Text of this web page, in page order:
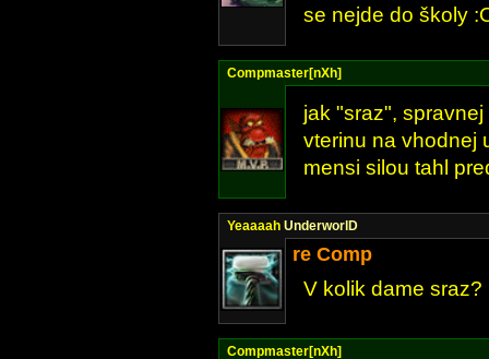
se nejde do školy
Compmaster[nXh]
jak "sraz",
vterinu na vhodnej
mensi silou tahl
Yeaaaah UnderworlD
re Comp
V kolik dame sraz?
Compmaster[nXh]